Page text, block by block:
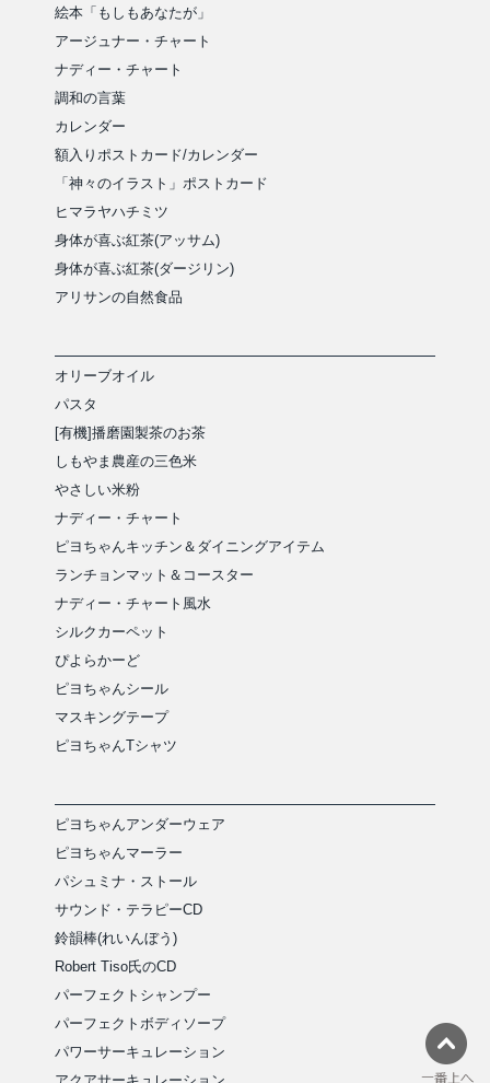
絵本「もしもあなたが」
アージュナー・チャート
ナディー・チャート
調和の言葉
カレンダー
額入りポストカード/カレンダー
「神々のイラスト」ポストカード
ヒマラヤハチミツ
身体が喜ぶ紅茶(アッサム)
身体が喜ぶ紅茶(ダージリン)
アリサンの自然食品
オリーブオイル
パスタ
[有機]播磨園製茶のお茶
しもやま農産の三色米
やさしい米粉
ナディー・チャート
ピヨちゃんキッチン＆ダイニングアイテム
ランチョンマット＆コースター
ナディー・チャート風水
シルクカーペット
ぴよらかーど
ピヨちゃんシール
マスキングテープ
ピヨちゃんTシャツ
ピヨちゃんアンダーウェア
ピヨちゃんマーラー
パシュミナ・ストール
サウンド・テラピーCD
鈴韻棒(れいんぼう)
Robert Tiso氏のCD
パーフェクトシャンプー
パーフェクトボディソープ
パワーサーキュレーション